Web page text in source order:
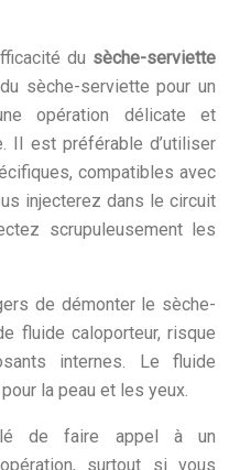
du sèche-serviette
sèche-serviette pour un
opération délicate et
Il est préférable d’utiliser
compatibles avec
injecterez dans le circuit
scrupuleusement les
de démonter le sèche-
fluide caloporteur, risque
internes. Le fluide
la peau et les yeux.
de faire appel à un
surtout si vous